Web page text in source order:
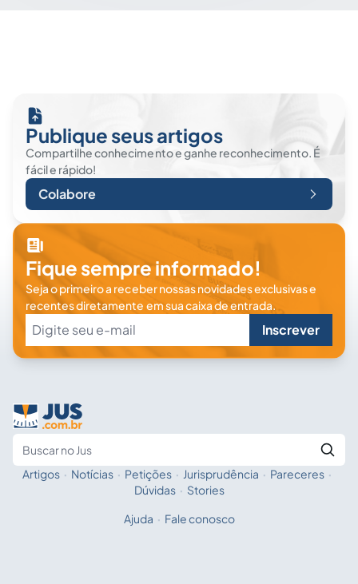
Publique seus artigos
Compartilhe conhecimento e ganhe reconhecimento. É
fácil e rápido!
Colabore
Fique sempre informado!
Seja o primeiro a receber nossas novidades exclusivas e
recentes diretamente em sua caixa de entrada.
Inscrever
Fale com a IA
Artigos · Notícias · Petições · Jurisprudência · Pareceres ·
Dúvidas · Stories
Ajuda · Fale conosco